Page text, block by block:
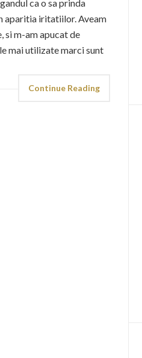
ca o sa prinda
aparitia iritatiilor. Aveam
si m-am apucat de
mai utilizate marci sunt
Continue Reading